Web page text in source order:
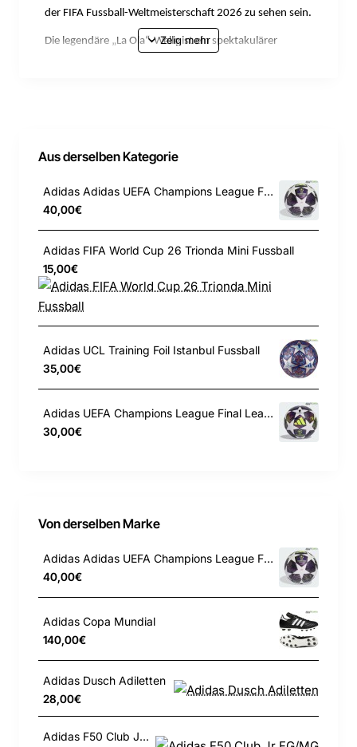
der FIFA Fussball-Weltmeisterschaft 2026 zu sehen sein.
Die legendäre „La Ola“-Welle ist ein spektakulärer
Oberfläche mit einer auffälligen Textur und strategisch
Stabilität im Flug. Kräftige Farben und markante
100 % Polyurethan
Hochwertige Butyl-Blase
Entspricht dem FIFA Quality Pro Standard
Ball vor Gebrauch aufpumpen
Aus derselben Kategorie
Adidas Adidas UEFA Champions League Final League Box Fussball JX9101
40,00€
Adidas FIFA World Cup 26 Trionda Mini Fussball
15,00€
Adidas UCL Training Foil Istanbul Fussball
35,00€
Adidas UEFA Champions League Final League J290 Fussball
30,00€
Von derselben Marke
Adidas Adidas UEFA Champions League Final League Box Fussball JX9101
40,00€
Adidas Copa Mundial
140,00€
Adidas Dusch Adiletten
28,00€
Adidas F50 Club Jr FG/MG